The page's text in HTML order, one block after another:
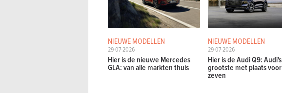
NIEUWE MODELLEN
29-07-2026
Hier is de nieuwe Mercedes
GLA: van alle markten thuis
NIEUWE MODELLEN
29-07-2026
Hier is de Audi Q9: Audi's
grootste met plaats voor
zeven